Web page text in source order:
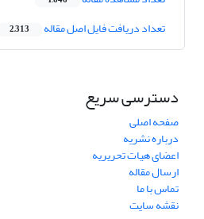
تعداد دریافت فایل اصل مقاله 2,313
دسترسی سریع
صفحه اصلی
درباره نشریه
اعضای هیات تحریریه
ارسال مقاله
تماس با ما
نقشه سایت